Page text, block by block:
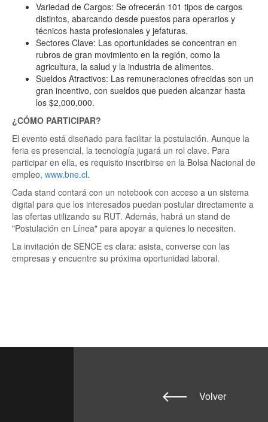
Variedad de Cargos: Se ofrecerán 101 tipos de cargos
distintos, abarcando desde puestos para operarios y
técnicos hasta profesionales y jefaturas.
Sectores Clave: Las oportunidades se concentran en
rubros de gran movimiento en la región, como la
agricultura, la salud y la industria de alimentos.
Sueldos Atractivos: Las remuneraciones ofrecidas son un
gran incentivo, con sueldos que pueden alcanzar hasta
los $2,000,000.
¿CÓMO PARTICIPAR?
El evento está diseñado para facilitar la postulación. Aunque la
feria es presencial, la tecnología jugará un rol clave. Para
participar en ella, es requisito inscribirse en la Bolsa Nacional de
empleo, www.bne.cl.
Cada stand contará con un notebook con acceso a un sistema
digital para que los interesados puedan postular directamente a
las ofertas utilizando su RUT. Además, habrá un stand de
"Postulación en Línea" para apoyar a quienes lo necesiten.
La invitación de SENCE es clara: asista, converse con las
empresas y encuentre su próxima oportunidad laboral.
Volver